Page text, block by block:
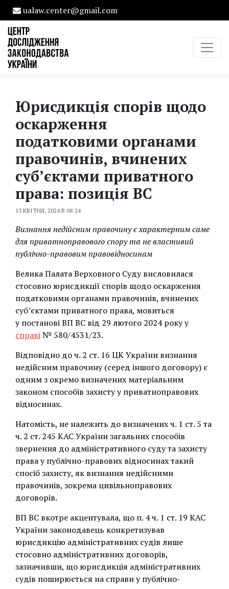
ualaw.center@gmail.com
Юрисдикція спорів щодо
оскарження
податковими органами
правочинів, вчинених
суб’єктами приватного
права: позиція ВС
13 КВІТНЯ, 2024 В 08:24
Визнання недійсним правочину є характерним саме
для приватноправового спору та не властивий
публічно-правовим правовідносинам
Велика Палата Верховного Суду висловилася
стосовно юрисдикції спорів щодо оскарження
податковими органами правочинів, вчинених
суб’єктами приватного права, мовиться
у постанові ВП ВС від 29 лютого 2024 року у
справі№ 580/4531/23.
Відповідно до ч. 2 ст. 16 ЦК України визнання
недійсним правочину (серед іншого договору) є
одним з окремо визначених матеріальним
законом способів захисту у приватноправових
відносинах.
Натомість, не належить до визначених ч. 1 ст. 5 та
ч. 2 ст. 245 КАС України загальних способів
звернення до адміністративного суду та захисту
права у публічно-правових відносинах такий
спосіб захисту, як визнання недійсними
правочинів, зокрема цивільноправових
договорів.
ВП ВС вкотре акцентувала, що п. 4 ч. 1 ст. 19 КАС
України законодавець конкретизував
юрисдикцію адміністративних судів лише
стосовно адміністративних договорів,
зазначивши, що юрисдикція адміністративних
судів поширюється на справи у публічно-